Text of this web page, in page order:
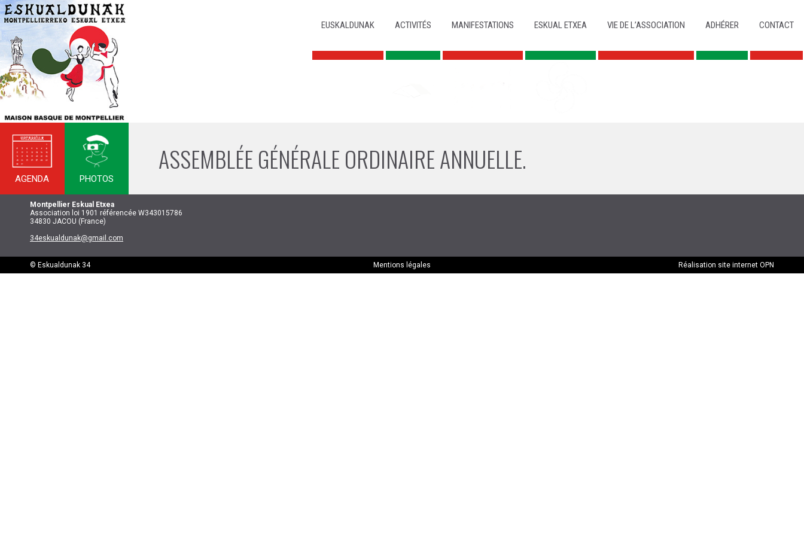
EUSKALDUNAK
ACTIVITÉS MANIFESTATIONS ESKUAL ETXEA VIE DE L’ASSOCIATION ADHÉRER CONTACT
ASSEMBLÉE GÉNÉRALE ORDINAIRE ANNUELLE.
AGENDA PHOTOS
Montpellier Eskual Etxea
Association loi 1901 référencée W343015786
34830 JACOU (France)
34eskualdunak@gmail.com
© Eskualdunak 34 Mentions légales Réalisation site internet OPN